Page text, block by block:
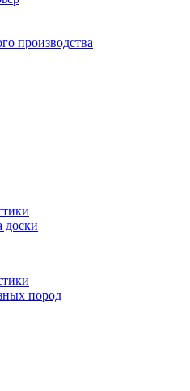
производства
доски
пород